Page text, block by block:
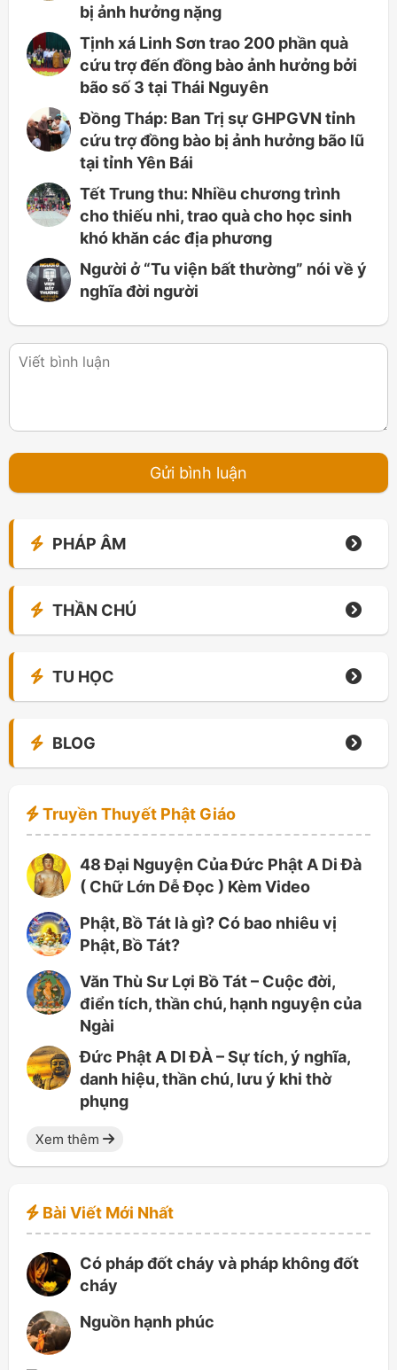
bị ảnh hưởng nặng
Tịnh xá Linh Sơn trao 200 phần quà
cứu trợ đến đồng bào ảnh hưởng bởi
bão số 3 tại Thái Nguyên
Đồng Tháp: Ban Trị sự GHPGVN tỉnh
cứu trợ đồng bào bị ảnh hưởng bão lũ
tại tỉnh Yên Bái
Tết Trung thu: Nhiều chương trình
cho thiếu nhi, trao quà cho học sinh
khó khăn các địa phương
Người ở “Tu viện bất thường” nói về ý
nghĩa đời người
PHÁP ÂM
THẦN CHÚ
TU HỌC
BLOG
Truyền Thuyết Phật Giáo
48 Đại Nguyện Của Đức Phật A Di Đà
( Chữ Lớn Dễ Đọc ) Kèm Video
Phật, Bồ Tát là gì? Có bao nhiêu vị
Phật, Bồ Tát?
Văn Thù Sư Lợi Bồ Tát – Cuộc đời,
điển tích, thần chú, hạnh nguyện của
Ngài
Đức Phật A DI ĐÀ – Sự tích, ý nghĩa,
danh hiệu, thần chú, lưu ý khi thờ
phụng
Xem thêm
Bài Viết Mới Nhất
Có pháp đốt cháy và pháp không đốt
cháy
Nguồn hạnh phúc